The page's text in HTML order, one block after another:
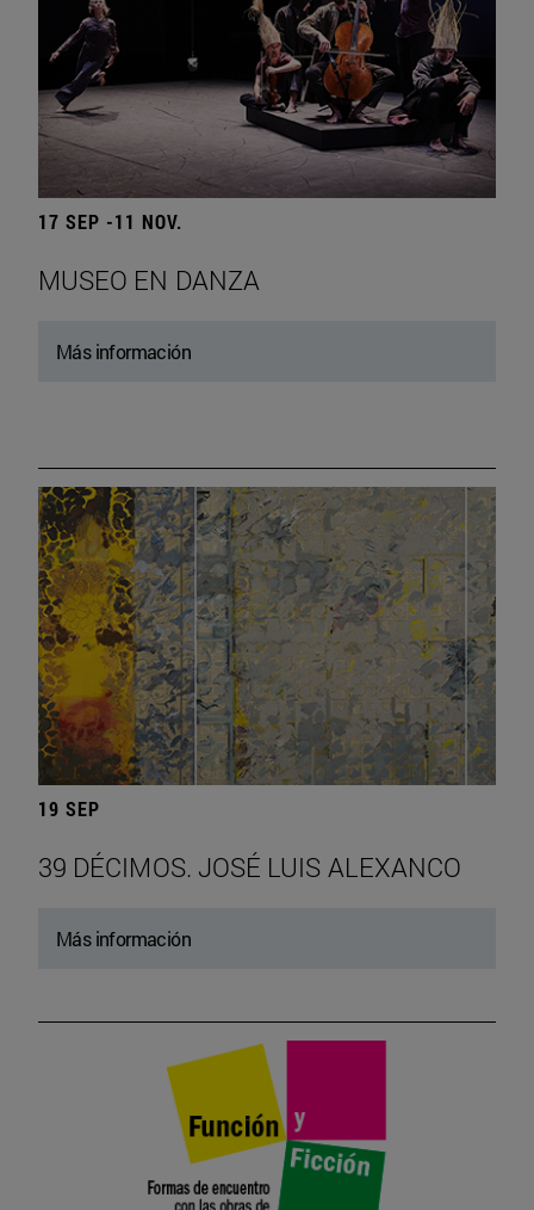
17 SEP -11 NOV.
MUSEO EN DANZA
Más información
19 SEP
39 DÉCIMOS. JOSÉ LUIS ALEXANCO
Más información